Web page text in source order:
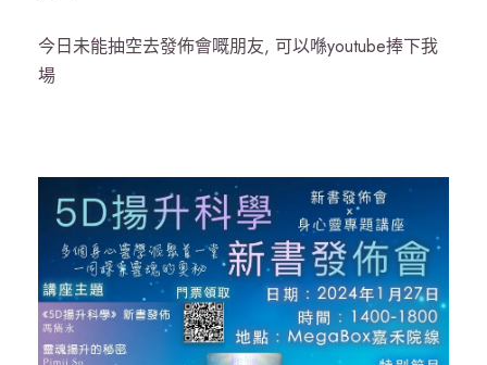
今日未能抽空去發佈會嘅朋友, 可以喺youtube捧下我
場